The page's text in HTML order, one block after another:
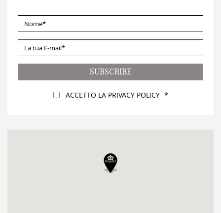
*
TUA
E-
MAIL
SUBSCRIBE
ACCETTO LA PRIVACY POLICY *